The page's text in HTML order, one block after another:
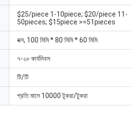
$25/piece 1-10piece; $20/piece 11-
50pieces; $15piece >=51pieces
বক্স, 100 মিমি * 80 মিমি * 60 মিমি
৭-২৮ কার্যদিবস
টি/টি
প্রতি মাসে 10000 টুকরা/টুকরা